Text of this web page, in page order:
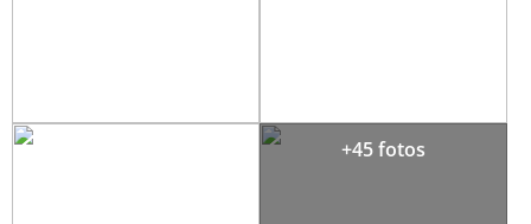
+45 fotos